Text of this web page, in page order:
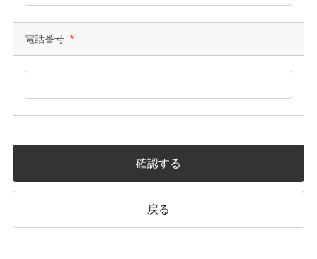
電話番号 *
確認する
戻る